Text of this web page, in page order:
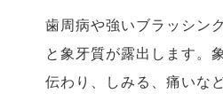
歯周病や強いブラッシン
と象牙質が露出します。
伝わり、しみる、痛いな